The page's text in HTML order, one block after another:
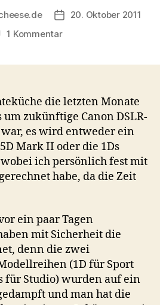
Beitragsdatum
20. Oktober 2011
1 Kommentarzu
dem
Sack
–
Canon
EOS
1D
X
die letzten Monate
zukünftige Canon DSLR-
es wird entweder ein
Mark II oder die 1Ds
ich persönlich fest mit
habe, da die Zeit
ein paar Tagen
mit Sicherheit die
denn die zwei
(1D für Sport
für Studio) wurden auf ein
und man hat die